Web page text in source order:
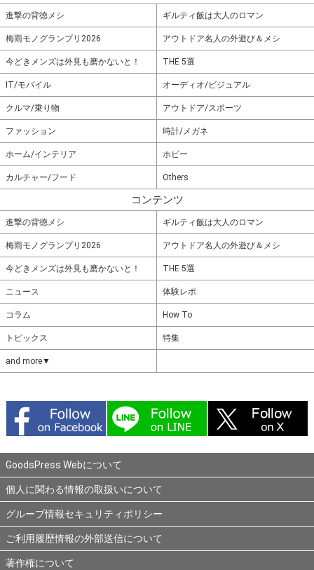
進撃の背徳メシ ギルティ飯は大人のロマン
梅雨モノグランプリ2026 アウトドア名人の外遊び＆メシ
今どきメンズは外見も磨かないと！ THE 5選
IT/モバイル オーディオ/ビジュアル
クルマ/乗り物 アウトドア/スポーツ
ファッション 時計/メガネ
ホーム/インテリア ホビー
カルチャー/フード Others
コンテンツ
進撃の背徳メシ ギルティ飯は大人のロマン
梅雨モノグランプリ2026 アウトドア名人の外遊び＆メシ
今どきメンズは外見も磨かないと！ THE 5選
ニュース 体験レポ
コラム How To
トピックス 特集
and more▼
GoodsPress Webについて
個人に関わる情報の取扱いについて
グループ情報セキュリティポリシー
ご利用履歴情報の外部送信について
著作権について